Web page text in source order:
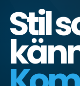
Stil